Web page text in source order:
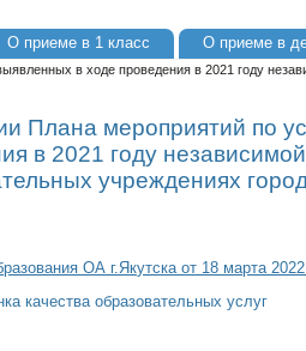
О приеме в 1 класс О приеме в
в ходе проведения в 2021 году
Плана мероприятий по
в 2021 году
учреждениях
ОА г.Якутска от 18 марта
качества образовательных услуг